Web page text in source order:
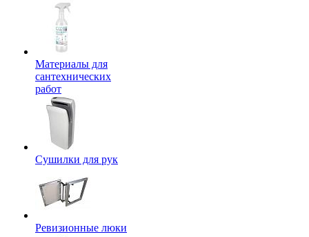
Материалы для
сантехнических
работ
Сушилки для рук
Ревизионные люки